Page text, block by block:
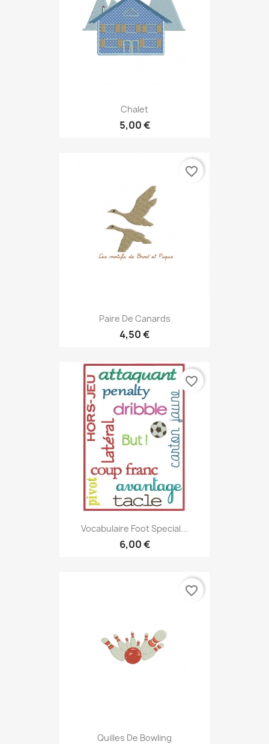
Chalet
5,00 €
Paire De Canards
4,50 €
favorite_border
Vocabulaire Foot Special...
6,00 €
favorite_border
Quilles De Bowling
favorite_border